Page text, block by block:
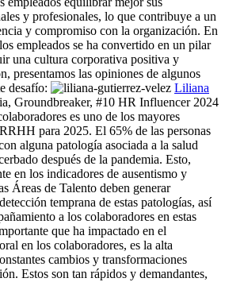
y profesionales, lo que contribuye a un
y compromiso con la organización. En
empleados se ha convertido en un pilar
una cultura corporativa positiva y
presentamos las opiniones de algunos
desafío:
Liliana
Groundbreaker, #10 HR Influencer 2024
es uno de los mayores
para 2025. El 65% de las personas
alguna patología asociada a la salud
después de la pandemia. Esto,
en los indicadores de ausentismo y
Áreas de Talento deben generar
temprana de estas patologías, así
a los colaboradores en estas
que ha impactado en el
en los colaboradores, es la alta
cambios y transformaciones
Estos son tan rápidos y demandantes,